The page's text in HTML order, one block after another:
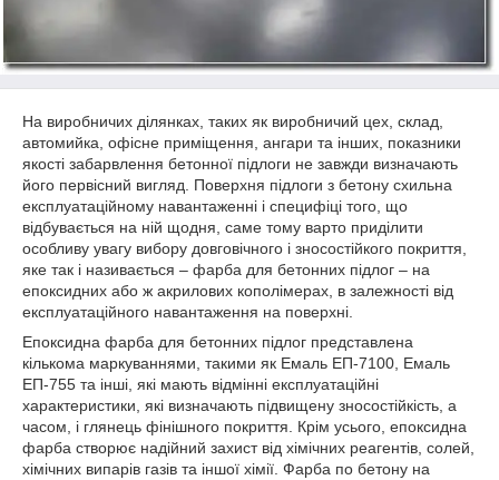
На виробничих ділянках, таких як виробничий цех, склад,
автомийка, офісне приміщення, ангари та інших, показники
якості забарвлення бетонної підлоги не завжди визначають
його первісний вигляд. Поверхня підлоги з бетону схильна
експлуатаційному навантаженні і специфіці того, що
відбувається на ній щодня, саме тому варто приділити
особливу увагу вибору довговічного і зносостійкого покриття,
яке так і називається – фарба для бетонних підлог – на
епоксидних або ж акрилових кополімерах, в залежності від
експлуатаційного навантаження на поверхні.
Епоксидна фарба для бетонних підлог представлена
кількома маркуваннями, такими як Емаль ЕП-7100, Емаль
ЕП-755 та інші, які мають відмінні експлуатаційні
характеристики, які визначають підвищену зносостійкість, а
часом, і глянець фінішного покриття. Крім усього, епоксидна
фарба створює надійний захист від хімічних реагентів, солей,
хімічних випарів газів та іншої хімії. Фарба по бетону на